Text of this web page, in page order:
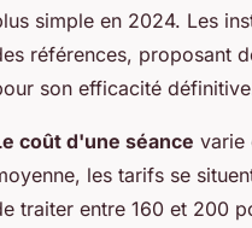
simple en 2024. Les
références, proposant
son efficacité
coût d'une séance varie
les tarifs se
traiter entre 160 et 200